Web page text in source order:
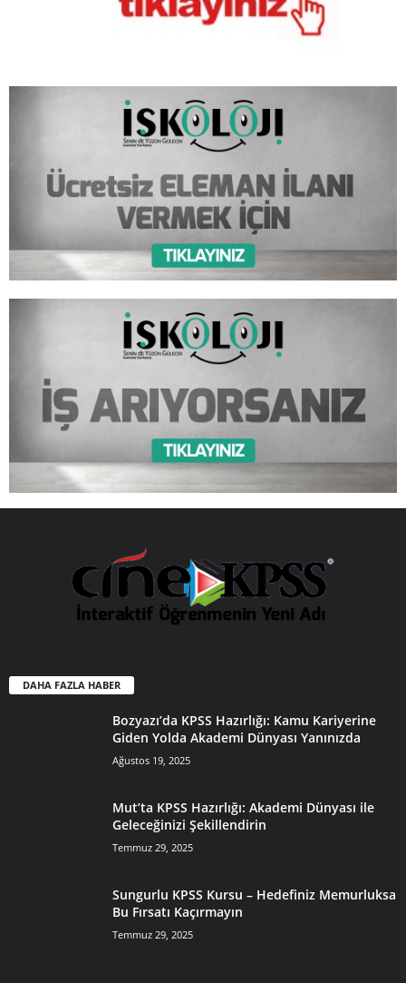
DAHA FAZLA HABER
Bozyazı’da KPSS Hazırlığı: Kamu Kariyerine
Giden Yolda Akademi Dünyası Yanınızda
Ağustos 19, 2025
Mut’ta KPSS Hazırlığı: Akademi Dünyası ile
Geleceğinizi Şekillendirin
Temmuz 29, 2025
Sungurlu KPSS Kursu – Hedefiniz Memurluksa
Bu Fırsatı Kaçırmayın
Temmuz 29, 2025